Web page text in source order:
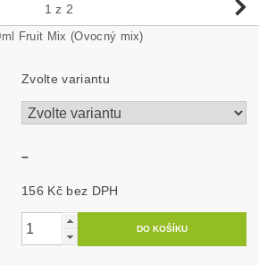
1 z 2
Fruit Mix (Ovocný mix)
Zvolte variantu
–
156 Kč bez DPH